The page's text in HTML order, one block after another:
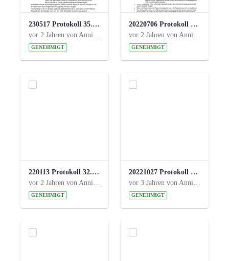
230517 Protokoll 35. Steuerungskreis.pdf
vor 2 Jahren von Anni Schlumberger
GENEHMIGT
20220706 Protokoll 33. Steuerungskreis.pdf
vor 2 Jahren von Anni Schlumberger
GENEHMIGT
220113 Protokoll 32. Steuerungskreis.pdf
vor 2 Jahren von Anni Schlumberger
GENEHMIGT
20221027 Protokoll 34. Steuerungskreis.pdf
vor 3 Jahren von Anni Schlumberger
GENEHMIGT